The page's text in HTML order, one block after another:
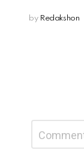
by Redakshon
Reply